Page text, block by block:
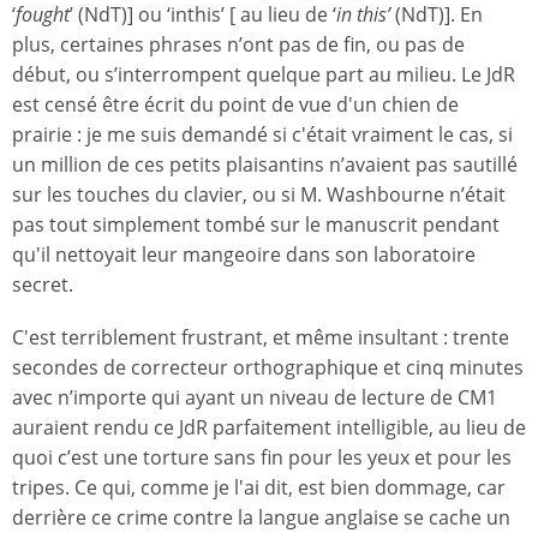
‘fought’ (NdT)] ou ‘inthis’ [ au lieu de ‘in this’(NdT)]. En
plus, certaines phrases n’ont pas de fin, ou pas de
début, ou s’interrompent quelque part au milieu. Le JdR
est censé être écrit du point de vue d'un chien de
prairie : je me suis demandé si c'était vraiment le cas, si
un million de ces petits plaisantins n’avaient pas sautillé
sur les touches du clavier, ou si M. Washbourne n’était
pas tout simplement tombé sur le manuscrit pendant
qu'il nettoyait leur mangeoire dans son laboratoire
secret.
C'est terriblement frustrant, et même insultant : trente
secondes de correcteur orthographique et cinq minutes
avec n’importe qui ayant un niveau de lecture de CM1
auraient rendu ce JdR parfaitement intelligible, au lieu de
quoi c’est une torture sans fin pour les yeux et pour les
tripes. Ce qui, comme je l'ai dit, est bien dommage, car
derrière ce crime contre la langue anglaise se cache un